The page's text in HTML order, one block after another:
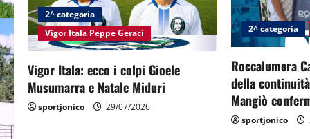
i
g
a
t
2^ categoria
Vigor Itala Peppe Geraci
Vigor Itala: ecco i colpi Gioele
Musumarra e Natale Miduri
sportjonico 29/07/2026
2^ categoria
Roccalumera
della
Mangiò
sportjonico